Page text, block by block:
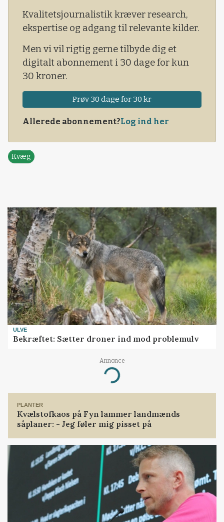
Kvalitetsjournalistik kræver research,
ekspertise og adgang til relevante kilder.
Men vi vil rigtig gerne tilbyde dig et
digitalt abonnement i 30 dage for kun
30 kroner.
Prøv 30 dage for 30 kr
Allerede abonnement?Log ind her
Kvæg
ULVE
Bekræftet: Sætter droner ind mod problemulv
Annonce
Loading...
PLANTER
Kvælstofkaos på Fyn lammer landmænds
såplaner: - Jeg føler mig pisset på